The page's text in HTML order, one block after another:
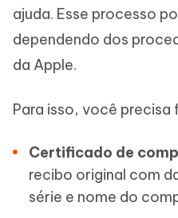
ajuda. Esse processo
dependendo dos
da Apple.
Para isso, você precisa
Certificado de
recibo original com
série e nome do